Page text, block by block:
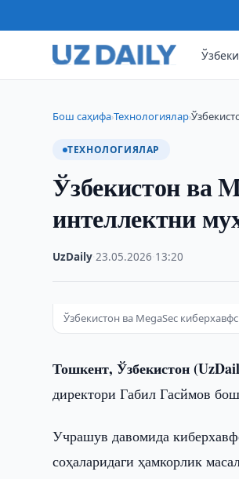
Бош саҳифа›Технологиялар›
ТЕХНОЛОГИЯЛАР
Ўзбекистон ва
интеллектни
UzDaily ·23.05.2026 13:20
Ўзбекистон ва MegaSec
Тошкент, Ўзбекистон
директори Габил Гасймов
Учрашув давомида
соҳаларидаги ҳамкорлик